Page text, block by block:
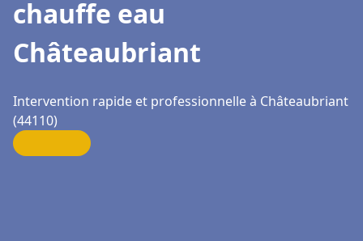
chauffe eau
Châteaubriant
Intervention rapide et professionnelle à Châteaubriant
(44110)